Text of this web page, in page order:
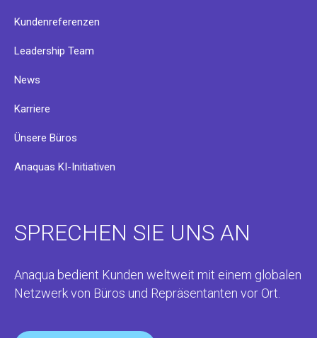
Kundenreferenzen
Leadership Team
News
Karriere
Ünsere Büros
Anaquas KI-Initiativen
SPRECHEN SIE UNS AN
Anaqua bedient Kunden weltweit mit einem globalen
Netzwerk von Büros und Repräsentanten vor Ort.